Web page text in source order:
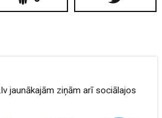
jaunākajām ziņām arī sociālajos